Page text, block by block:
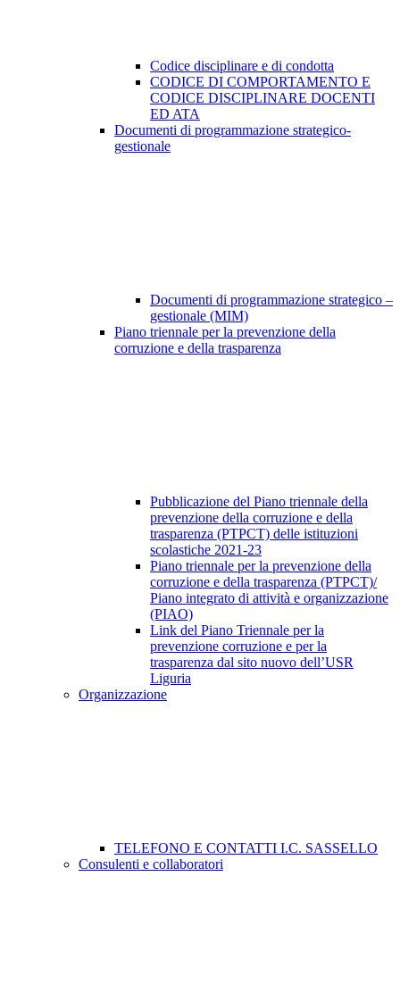
Codice disciplinare e di condotta
CODICE DI COMPORTAMENTO E
CODICE DISCIPLINARE DOCENTI
ED ATA
Documenti di programmazione strategico-
gestionale
Documenti di programmazione strategico –
gestionale (MIM)
Piano triennale per la prevenzione della
corruzione e della trasparenza
Pubblicazione del Piano triennale della
prevenzione della corruzione e della
trasparenza (PTPCT) delle istituzioni
scolastiche 2021-23
Piano triennale per la prevenzione della
corruzione e della trasparenza (PTPCT)/
Piano integrato di attività e organizzazione
(PIAO)
Link del Piano Triennale per la
prevenzione corruzione e per la
trasparenza dal sito nuovo dell’USR
Liguria
Organizzazione
TELEFONO E CONTATTI I.C. SASSELLO
Consulenti e collaboratori